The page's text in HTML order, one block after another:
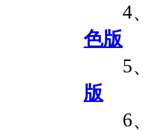
4、
色版
5、
版
6、